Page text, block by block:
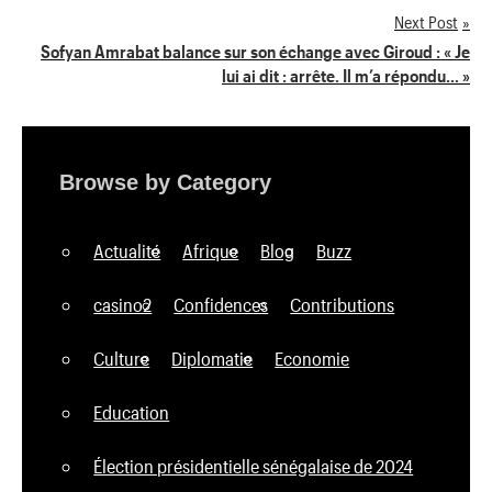
Next Post
Sofyan Amrabat balance sur son échange avec Giroud : « Je
lui ai dit : arrête. Il m’a répondu… »
Browse by Category
Actualité Afrique Blog Buzz
casino2 Confidences Contributions
Culture Diplomatie Economie
Education
Élection présidentielle sénégalaise de 2024